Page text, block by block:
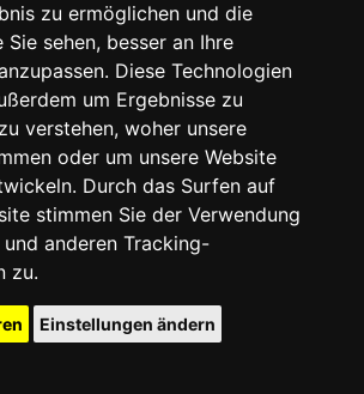
zu ermöglichen und die
Sie sehen, besser an Ihre
Diese Technologien
um Ergebnisse zu
verstehen, woher unsere
oder um unsere Website
Durch das Surfen auf
stimmen Sie der Verwendung
anderen Tracking-
zu.
Einstellungen ändern